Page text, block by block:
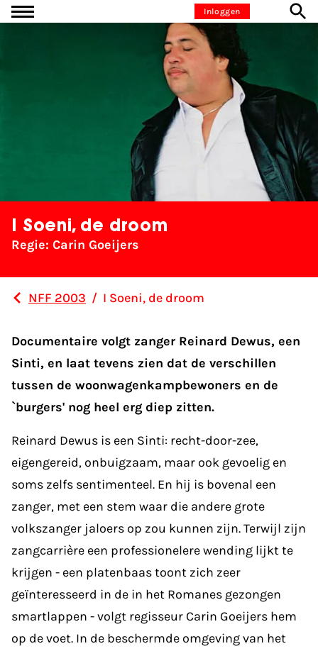
Ga naar inhoudInloggen
I Soeni, de droom
Regie: Carin Goeijers
NFF 2003 / I Soeni, de droom
Documentaire volgt zanger Reinard Dewus, een
Sinti, en laat tevens zien dat de verschillen
tussen de woonwagenkampbewoners en de
`burgers' nog heel erg diep zitten.
Reinard Dewus is een Sinti: recht-door-zee,
eigengereid, onbuigzaam, maar ook gevoelig en
soms zelfs sentimenteel. En hij is bovenal een
zanger, met een stem waar die andere grote
volkszanger jaloers op zou kunnen zijn. Terwijl zijn
zangcarrière een professionelere wending lijkt te
krijgen - een platenbaas toont zich zeer
geïnteresseerd in de in het Romanes gezongen
smartlappen - volgt regisseur Carin Goeijers hem
op de voet. In de beschermde omgeving van het